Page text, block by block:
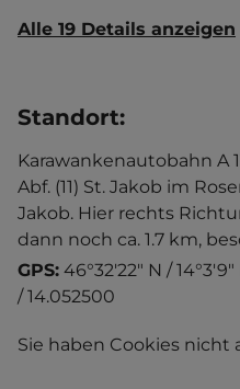
Alle 19 Details anzeigen
Standort:
Karawankenautobahn A
Abf. (11) St. Jakob im
Jakob. Hier rechts
dann noch ca. 1.7 km,
GPS: 46°32'22" N / 14°3'9"
/ 14.052500
Sie haben Cookies nicht